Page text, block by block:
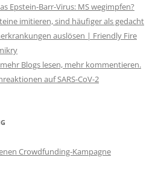
Epstein-Barr-Virus: MS wegimpfen?
imitieren, sind häufiger als gedacht
auslösen | Friendly Fire
Blogs lesen, mehr kommentieren.
auf SARS-CoV-2
Crowdfunding-Kampagne